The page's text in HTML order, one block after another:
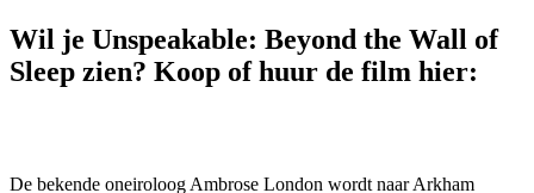
Wil je Unspeakable: Beyond the Wall of
Sleep zien? Koop of huur de film hier:
De bekende oneiroloog Ambrose London wordt naar Arkham